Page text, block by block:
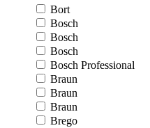
Bort
Bosch
Bosch
Bosch
Bosch Professional
Braun
Braun
Braun
Brego